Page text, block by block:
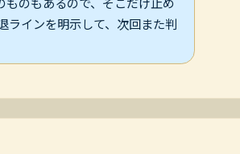
ラインを明示して、次回また判